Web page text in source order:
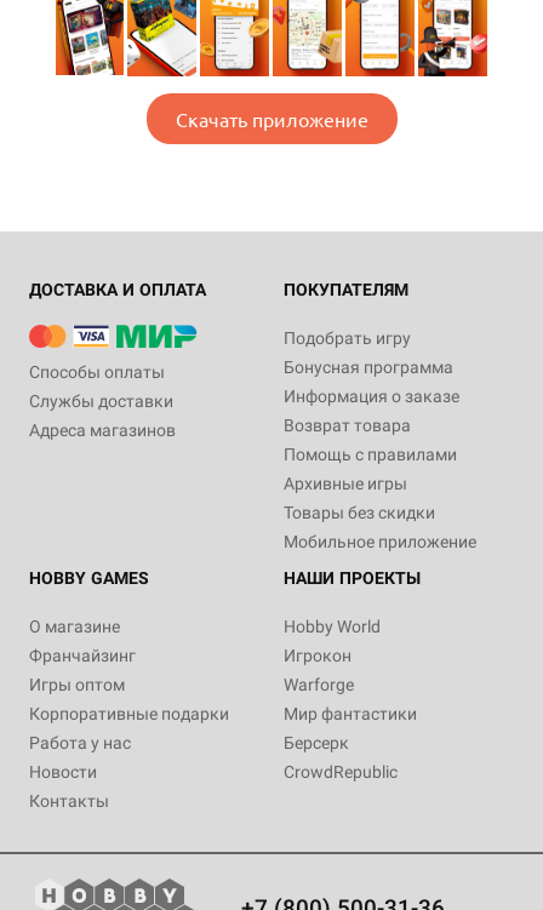
Скачать приложение
ДОСТАВКА И ОПЛАТА
Способы оплаты
Службы доставки
Адреса магазинов
ПОКУПАТЕЛЯМ
Подобрать игру
Бонусная программа
Информация о заказе
Возврат товара
Помощь с правилами
Архивные игры
Товары без скидки
Мобильное приложение
HOBBY GAMES
О магазине
Франчайзинг
Игры оптом
Корпоративные подарки
Работа у нас
Новости
Контакты
НАШИ ПРОЕКТЫ
Hobby World
Игрокон
Warforge
Мир фантастики
Берсерк
CrowdRepublic